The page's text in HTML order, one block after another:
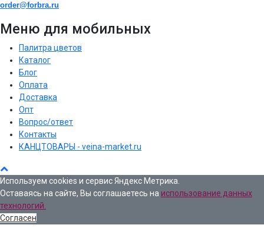
order@forbra.ru
Меню для мобильных
Палитра цветов
Каталог
Блог
Оплата
Доставка
Опт
Вопрос/ответ
Контакты
КАНЦТОВАРЫ - veina-market.ru
Используем cookies и сервис Яндекс Метрика.
Оставаясь на сайте, Вы соглашаетесь на использование данных
технологий.
Согласен